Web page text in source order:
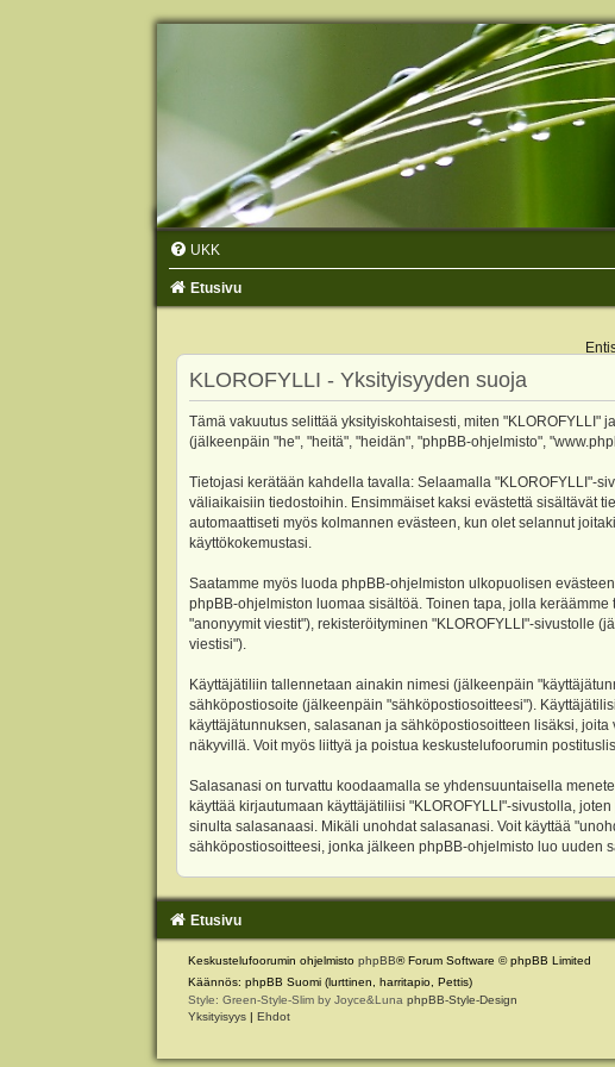
UKK
Etusivu
KLOROFYLLI - Yksityisyyden suoja
Tämä vakuutus selittää yksityiskohtaisesti, miten "KLOROFYLLI"
(jälkeenpäin "he", "heitä", "heidän", "phpBB-ohjelmisto",
Tietojasi kerätään kahdella tavalla: Selaamalla "KLOROFYLLI"-
väliaikaisiin tiedostoihin. Ensimmäiset kaksi evästettä sisältävät
automaattiseti myös kolmannen evästeen, kun olet selannut
käyttökokemustasi.
Saatamme myös luoda phpBB-ohjelmiston ulkopuolisen
phpBB-ohjelmiston luomaa sisältöä. Toinen tapa, jolla
"anonyymit viestit"), rekisteröityminen "KLOROFYLLI"-sivustolle
viestisi").
Käyttäjätiliin tallennetaan ainakin nimesi (jälkeenpäin
sähköpostiosoite (jälkeenpäin "sähköpostiosoitteesi").
käyttäjätunnuksen, salasanan ja sähköpostiosoitteen lisäksi,
näkyvillä. Voit myös liittyä ja poistua keskustelufoorumin
Salasanasi on turvattu koodaamalla se yhdensuuntaisella
käyttää kirjautumaan käyttäjätiliisi "KLOROFYLLI"-sivustolla,
sinulta salasanaasi. Mikäli unohdat salasanasi. Voit käyttää
sähköpostiosoitteesi, jonka jälkeen phpBB-ohjelmisto luo uuden
Etusivu
Keskustelufoorumin ohjelmisto phpBB® Forum Software © phpBB Limited
Käännös: phpBB Suomi (lurttinen, harritapio, Pettis)
Style: Green-Style-Slim by Joyce&Luna phpBB-Style-Design
Yksityisyys | Ehdot